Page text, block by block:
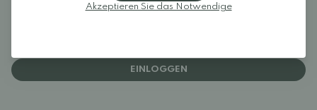
Rezensionen
EINLOGGEN
Akzeptieren Sie das Notwendige